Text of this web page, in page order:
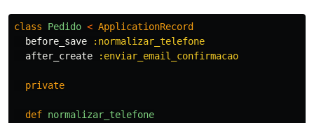
class Pedido < ApplicationRecord
before_save
:normalizar_telefone
after_create
:enviar_email_confirmacao
private
def normalizar_telefone